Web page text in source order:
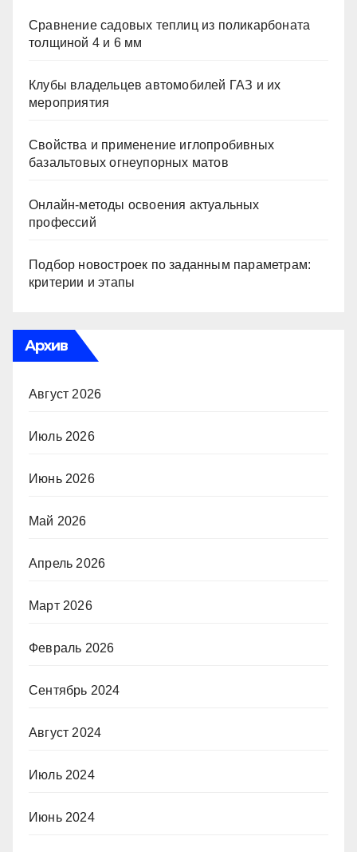
Сравнение садовых теплиц из поликарбоната
толщиной 4 и 6 мм
Клубы владельцев автомобилей ГАЗ и их
мероприятия
Свойства и применение иглопробивных
базальтовых огнеупорных матов
Онлайн-методы освоения актуальных
профессий
Подбор новостроек по заданным параметрам:
критерии и этапы
Архив
Август 2026
Июль 2026
Июнь 2026
Май 2026
Апрель 2026
Март 2026
Февраль 2026
Сентябрь 2024
Август 2024
Июль 2024
Июнь 2024